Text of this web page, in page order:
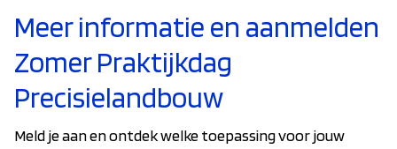
Meer informatie en aanmelden
Zomer Praktijkdag
Precisielandbouw
Meld je aan en ontdek welke toepassing voor jouw